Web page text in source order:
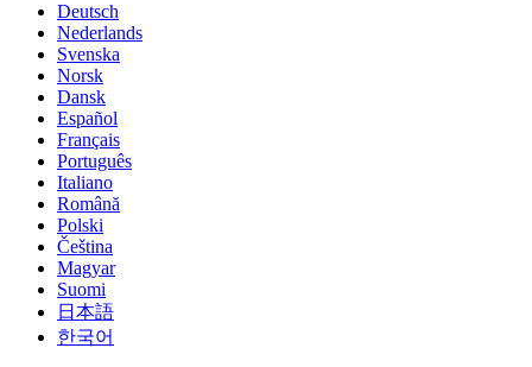
Deutsch
Nederlands
Svenska
Norsk
Dansk
Español
Français
Português
Italiano
Română
Polski
Čeština
Magyar
Suomi
日本語
한국어